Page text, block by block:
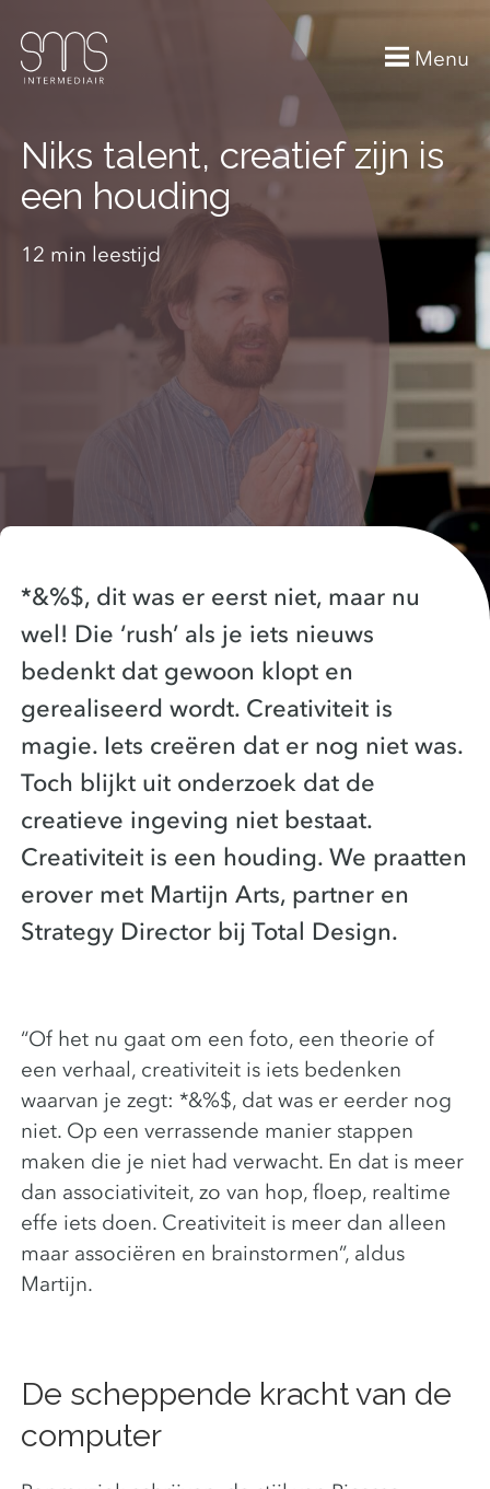
Menu
Niks talent, creatief zijn is
een houding
12 min leestijd
*&%$, dit was er eerst niet, maar nu
wel! Die ‘rush’ als je iets nieuws
bedenkt dat gewoon klopt en
gerealiseerd wordt. Creativiteit is
magie. Iets creëren dat er nog niet was.
Toch blijkt uit onderzoek dat de
creatieve ingeving niet bestaat.
Creativiteit is een houding. We praatten
erover met Martijn Arts, partner en
Strategy Director bij Total Design.
“Of het nu gaat om een foto, een theorie of
een verhaal, creativiteit is iets bedenken
waarvan je zegt: *&%$, dat was er eerder nog
niet. Op een verrassende manier stappen
maken die je niet had verwacht. En dat is meer
dan associativiteit, zo van hop, floep, realtime
effe iets doen. Creativiteit is meer dan alleen
maar associëren en brainstormen”, aldus
Martijn.
De scheppende kracht van de
computer